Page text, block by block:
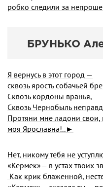
робко следили за
БРУНЬКО
Я вернусь в этот город —
сквозь ярость собачьей
Сквозь кордоны вранья,
Сквозь Чернобыль
Протяни мне ладони свои,
моя Ярославна!..►
Нет, никому тебя не
«Кермек»— в устах твоих
Как крик блаженной,